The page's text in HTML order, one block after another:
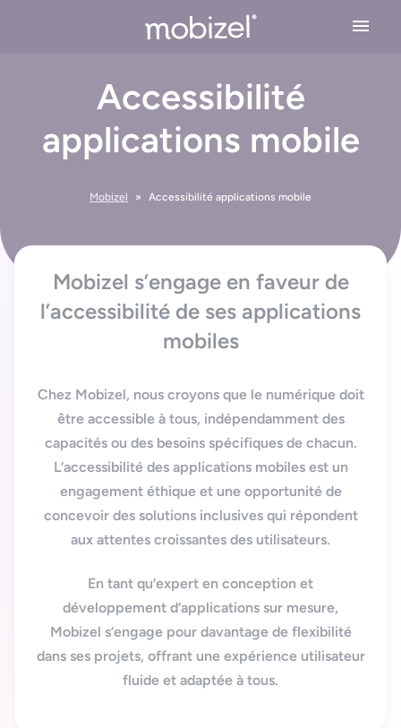
Expertises
Conseil en stratégie mobile
Développement Mobile
Recette & Publication
Maintenance & Evolution
Solutions
Application Mobile Métier
Application Mobile avec Cartographie
Accessibilité applications mobile
Application Mobile avec IoT
L’agence
L’équipe Mobizel
Le spécialiste de l’application sur mesure
Technologies Application Mobile
Application mobile e-commerce
Outils et ressources
Cahier des charges d’app mobile
Nous contacter
Accessibilité
applications mobile
Mobizel » Accessibilité applications mobile
Mobizel s’engage en faveur de
l’accessibilité de ses applications
mobiles
Chez Mobizel, nous croyons que le numérique doit
être accessible à tous, indépendamment des
capacités ou des besoins spécifiques de chacun.
L’accessibilité des applications mobilesest un
engagement éthique et une opportunité de
concevoir des solutions inclusives qui répondent
aux attentes croissantes des utilisateurs.
En tant qu’expert en conception et
développement d’applications sur mesure,
Mobizel s’engage pour davantage de flexibilité
dans ses projets, offrant une expérience utilisateur
fluide et adaptée à tous.